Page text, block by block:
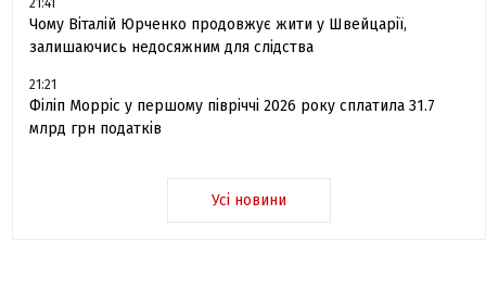
21:41
Чому Віталій Юрченко продовжує жити у Швейцарії,
залишаючись недосяжним для слідства
21:21
Філіп Морріс у першому півріччі 2026 року сплатила 31.7
млрд грн податків
Усі новини